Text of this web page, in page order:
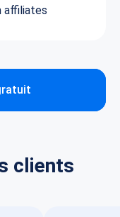
affiliates
clients